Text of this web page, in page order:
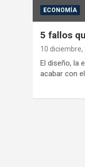
ECONOMÍA
5 fallos
10 diciembre,
El diseño, la
acabar con